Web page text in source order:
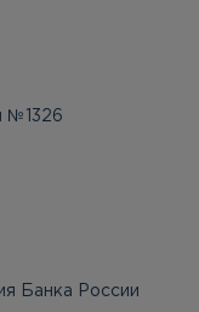
№1326
Банка России